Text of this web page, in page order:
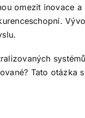
omezit inovace
Tato